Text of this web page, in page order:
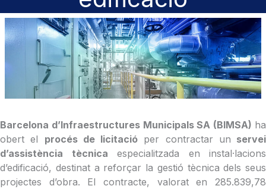
Barcelona d’Infraestructures Municipals SA (BIMSA) ha
obert el procés de licitació per contractar un servei
d’assistència tècnica especialitzada en instal·lacions
d’edificació, destinat a reforçar la gestió tècnica dels seus
projectes d’obra. El contracte, valorat en 285.839,78